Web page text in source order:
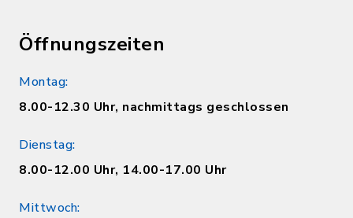
Öffnungszeiten
Montag:
8.00-12.30 Uhr, nachmittags geschlossen
Dienstag:
8.00-12.00 Uhr, 14.00-17.00 Uhr
Mittwoch: